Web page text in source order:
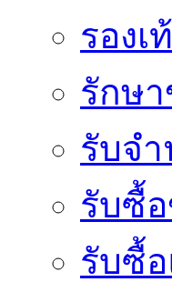
รองเ
รักษา
รับจ
รับซื้อ
รับซื้